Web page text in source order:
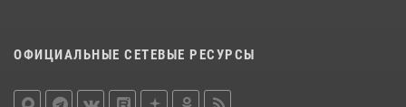
ОФИЦИАЛЬНЫЕ СЕТЕВЫЕ РЕСУРСЫ